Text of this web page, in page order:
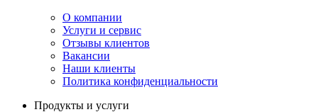
О компании
Услуги и сервис
Отзывы клиентов
Вакансии
Наши клиенты
Политика конфиденциальности
Продукты и услуги